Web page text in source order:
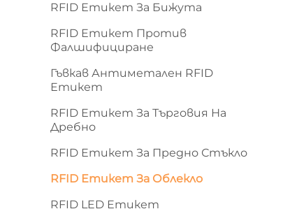
RFID Етикет За Бижута
RFID Етикет Против
Фалшифициране
Гъвкав Антиметален RFID
Етикет
RFID Етикет За Търговия На
Дребно
RFID Етикет За Предно Стъкло
RFID Етикет За Облекло
RFID LED Етикет